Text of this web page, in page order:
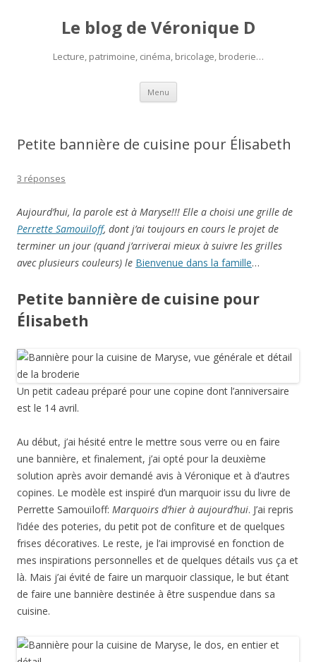
Le blog de Véronique D
Lecture, patrimoine, cinéma, bricolage, broderie…
Menu Aller
contenu
Petite bannière de cuisine pour Élisabeth
3 réponses
Aujourd’hui, la parole est à Maryse!!! Elle a choisi une grille de
Perrette Samouïloff, dont j’ai toujours en cours le projet de
terminer un jour (quand j’arriverai mieux à suivre les grilles
avec plusieurs couleurs) le Bienvenue dans la famille…
Petite bannière de cuisine pour
Élisabeth
Un petit cadeau préparé pour une copine dont l’anniversaire
est le 14 avril.
Au début, j’ai hésité entre le mettre sous verre ou en faire
une bannière, et finalement, j’ai opté pour la deuxième
solution après avoir demandé avis à Véronique et à d’autres
copines. Le modèle est inspiré d’un marquoir issu du livre de
Perrette Samouïloff: Marquoirs d’hier à aujourd’hui. J’ai repris
l’idée des poteries, du petit pot de confiture et de quelques
frises décoratives. Le reste, je l’ai improvisé en fonction de
mes inspirations personnelles et de quelques détails vus ça et
là. Mais j’ai évité de faire un marquoir classique, le but étant
de faire une bannière destinée à être suspendue dans sa
cuisine.